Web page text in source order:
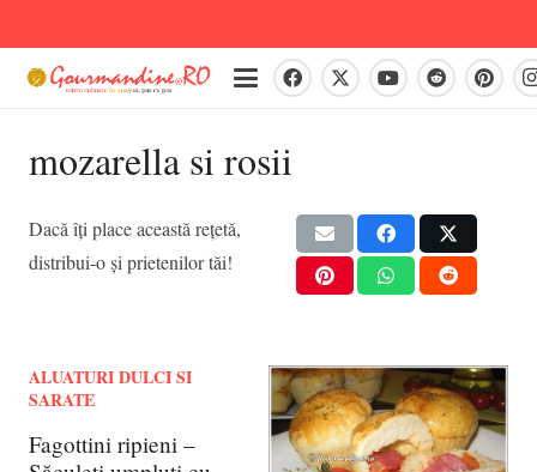
mozarella si rosii
Dacă îți place această rețetă,
distribui-o și prietenilor tăi!
ALUATURI DULCI SI
SARATE
Fagottini ripieni –